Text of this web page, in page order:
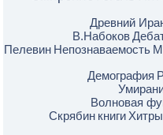
Древний
В.Набоков
Пелевин Непознаваемость
Демография
Волновая
Скрябин книги